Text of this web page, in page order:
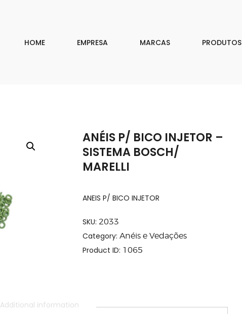
HOME EMPRESA MARCAS PRODUTOS
PRODUTOS
ANÉIS P/ BICO INJETOR –
SISTEMA BOSCH/
MARELLI
ANEIS P/ BICO INJETOR
SKU: 2033
Category: Anéis e Vedações
Product ID: 1065
Additional information
PESQUISAR